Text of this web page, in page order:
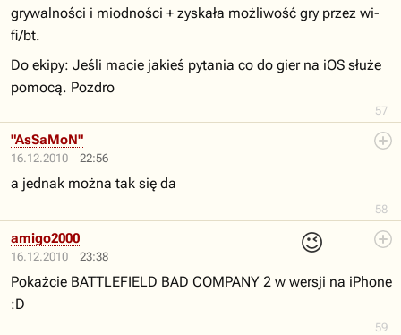
57
grywalności i miodności + zyskała możliwość gry przez wi-
fi/bt.
Do ekipy: Jeśli macie jakieś pytania co do gier na iOS służe
pomocą. Pozdro
16.12.2010 22:56
58
"AsSaMoN"
a jednak można tak się da
16.12.2010 23:38
😉
59
amigo2000
Pokażcie BATTLEFIELD BAD COMPANY 2 w wersji na iPhone
:D